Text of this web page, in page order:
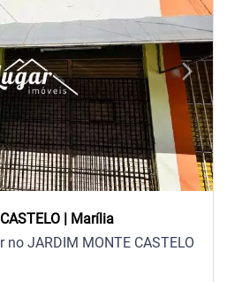
arrow_forward_iosNext
| Marília
JARDIM MONTE CASTELO